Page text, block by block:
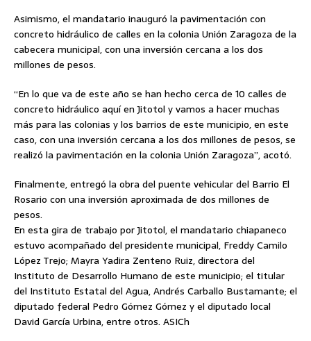
Asimismo, el mandatario inauguró la pavimentación con
concreto hidráulico de calles en la colonia Unión Zaragoza de la
cabecera municipal, con una inversión cercana a los dos
millones de pesos.
“En lo que va de este año se han hecho cerca de 10 calles de
concreto hidráulico aquí en Jitotol y vamos a hacer muchas
más para las colonias y los barrios de este municipio, en este
caso, con una inversión cercana a los dos millones de pesos, se
realizó la pavimentación en la colonia Unión Zaragoza”, acotó.
Finalmente, entregó la obra del puente vehicular del Barrio El
Rosario con una inversión aproximada de dos millones de
pesos.
En esta gira de trabajo por Jitotol, el mandatario chiapaneco
estuvo acompañado del presidente municipal, Freddy Camilo
López Trejo; Mayra Yadira Zenteno Ruiz, directora del
Instituto de Desarrollo Humano de este municipio; el titular
del Instituto Estatal del Agua, Andrés Carballo Bustamante; el
diputado federal Pedro Gómez Gómez y el diputado local
David García Urbina, entre otros. ASICh